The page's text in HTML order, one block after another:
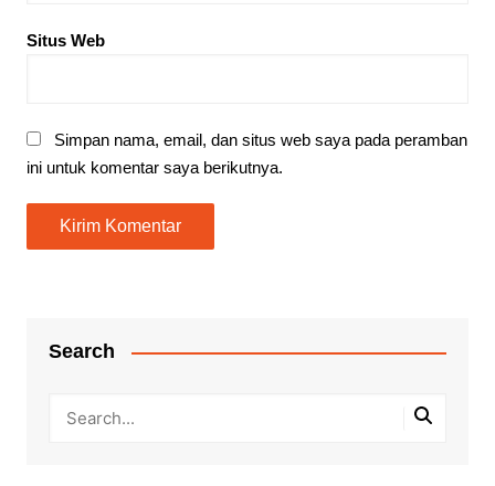
Situs Web
Simpan nama, email, dan situs web saya pada peramban
ini untuk komentar saya berikutnya.
Search